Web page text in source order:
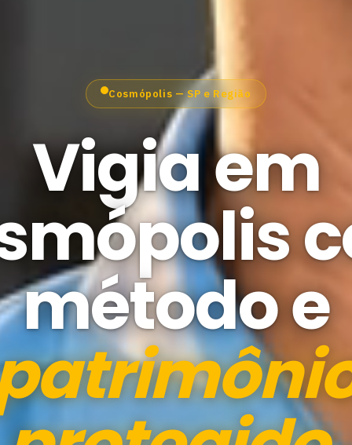
Cosmópolis — SP e Região
Vigia em
método e